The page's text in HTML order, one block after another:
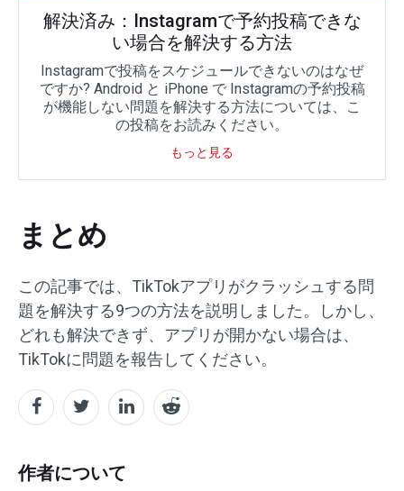
解決済み：Instagramで予約投稿できな
い場合を解決する方法
Instagramで投稿をスケジュールできないのはなぜ
ですか? Android と iPhone で Instagramの予約投稿
が機能しない問題を解決する方法については、こ
の投稿をお読みください。
もっと見る
まとめ
この記事では、TikTokアプリがクラッシュする問
題を解決する9つの方法を説明しました。しかし、
どれも解決できず、アプリが開かない場合は、
TikTokに問題を報告してください。
作者について